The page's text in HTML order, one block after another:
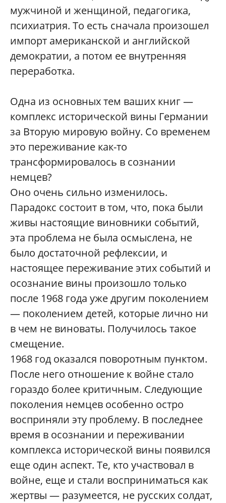
мужчиной и женщиной, педагогика,
психиатрия. То есть сначала произошел
импорт американской и английской
демократии, а потом ее внутренняя
переработка.
Одна из основных тем ваших книг —
комплекс исторической вины Германии
за Вторую мировую войну. Со временем
это переживание как-то
трансформировалось в сознании
немцев?
Оно очень сильно изменилось.
Парадокс состоит в том, что, пока были
живы настоящие виновники событий,
эта проблема не была осмыслена, не
было достаточной рефлексии, и
настоящее переживание этих событий и
осознание вины произошло только
после 1968 года уже другим поколением
— поколением детей, которые лично ни
в чем не виноваты. Получилось такое
смещение.
1968 год оказался поворотным пунктом.
После него отношение к войне стало
гораздо более критичным. Следующие
поколения немцев особенно остро
восприняли эту проблему. В последнее
время в осознании и переживании
комплекса исторической вины появился
еще один аспект. Те, кто участвовал в
войне, еще и стали восприниматься как
жертвы — разумеется, не русских солдат,